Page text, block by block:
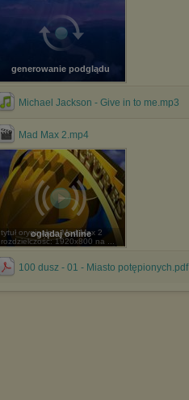
generowanie podglądu
Michael Jackson - Give in to me.mp3
Mad Max 2.mp4
oglądaj online
tytuł oryginalny: Mad Max 2
rozdzielczość: 1920x800 na ...
100 dusz - 01 - Miasto potępionych.pdf